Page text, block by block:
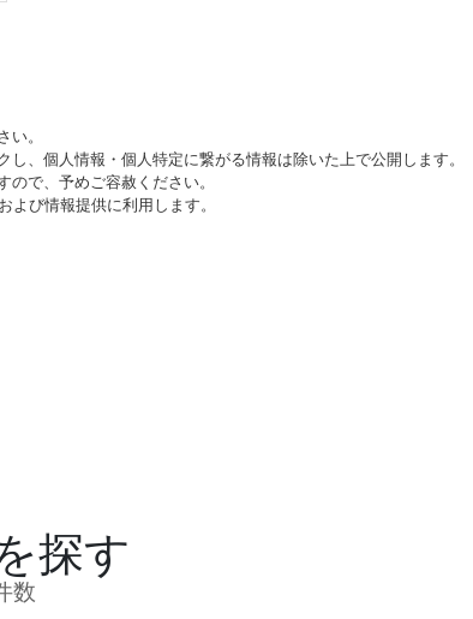
。
、個人情報・個人特定に繋がる情報は除いた上で公開します。
で、予めご容赦ください。
び情報提供に利用します。
探す
数